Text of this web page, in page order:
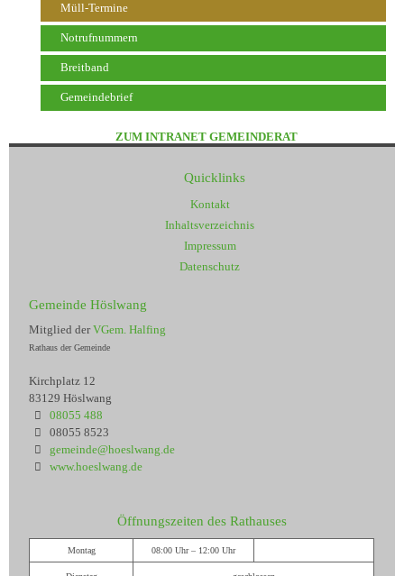
Müll-Termine
Notrufnummern
Breitband
Gemeindebrief
ZUM INTRANET GEMEINDERAT
Quicklinks
Kontakt
Inhaltsverzeichnis
Impressum
Datenschutz
Gemeinde Höslwang
Mitglied derVGem. Halfing
Rathaus der Gemeinde
Kirchplatz 12
83129 Höslwang
08055 488
08055 8523
gemeinde@hoeslwang.de
www.hoeslwang.de
Öffnungszeiten des Rathauses
Montag 08:00 Uhr – 12:00 Uhr